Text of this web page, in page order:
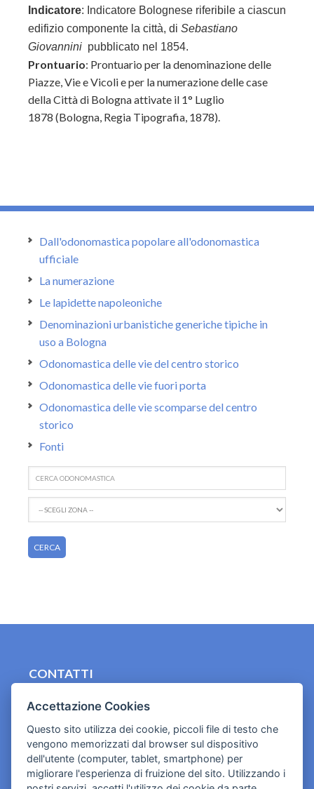
Indicatore: Indicatore Bolognese riferibile a ciascun
edifizio componente la città, di Sebastiano
Giovannini pubblicato nel 1854.
Prontuario: Prontuario per la denominazione delle
Piazze, Vie e Vicoli e per la numerazione delle case
della Città di Bologna attivate il 1° Luglio
1878 (Bologna, Regia Tipografia, 1878).
Dall'odonomastica popolare all'odonomastica
ufficiale
La numerazione
Le lapidette napoleoniche
Denominazioni urbanistiche generiche tipiche in
uso a Bologna
Odonomastica delle vie del centro storico
Odonomastica delle vie fuori porta
Odonomastica delle vie scomparse del centro
storico
Fonti
CONTATTI
Cookies e informativa privacy
Accettazione Cookies
Questo sito utilizza dei cookie, piccoli file di testo che
vengono memorizzati dal browser sul dispositivo
dell'utente (computer, tablet, smartphone) per
migliorare l'esperienza di fruizione del sito. Utilizzando i